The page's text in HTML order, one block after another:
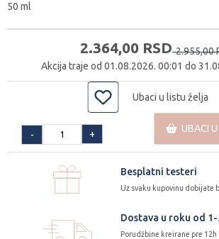
50 ml
2.364,00 RSD 2.955,00
Akcija traje od 01.08.2026. 00:01 do
+
-
Ubaci u listu želja
UBACI
Besplatni testeri
Uz svaku kupovinu dobijate
Dostava u roku od 1-
Porudžbine kreirane pre 12h